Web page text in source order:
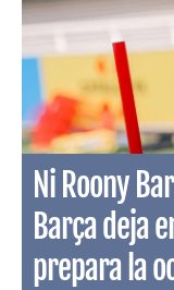
Ni Roony
Barça deja
prepara la